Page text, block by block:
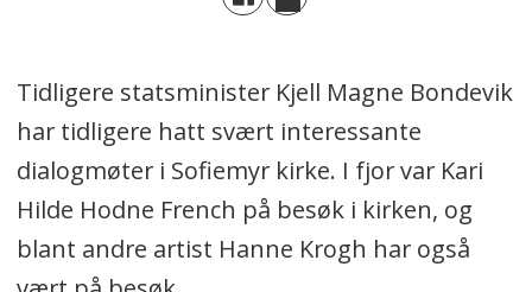
Tidligere statsminister Kjell Magne Bondevik
har tidligere hatt svært interessante
dialogmøter i Sofiemyr kirke. I fjor var Kari
Hilde Hodne French på besøk i kirken, og
blant andre artist Hanne Krogh har også